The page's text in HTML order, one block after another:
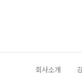
회사소개